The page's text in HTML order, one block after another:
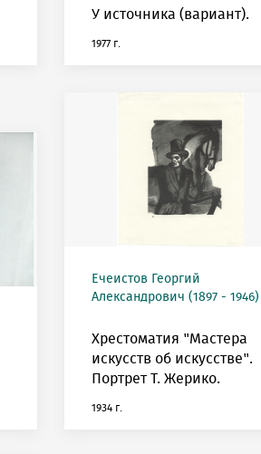
У источника (вариант).
1977 г.
Ечеистов Георгий
Александрович (1897 - 1946)
Хрестоматия "Мастера
искусств об искусстве".
Портрет Т. Жерико.
1934 г.